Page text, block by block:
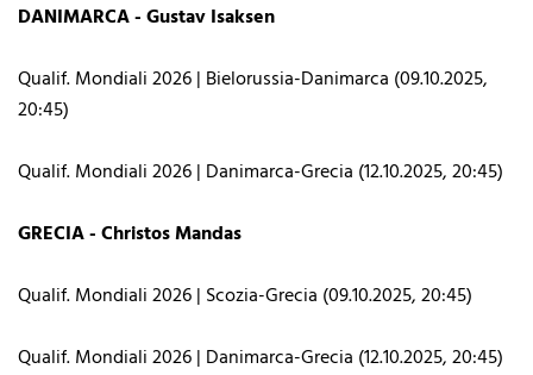
DANIMARCA - Gustav Isaksen
Qualif. Mondiali 2026 | Bielorussia-Danimarca (09.10.2025,
20:45)
Qualif. Mondiali 2026 | Danimarca-Grecia (12.10.2025, 20:45)
GRECIA - Christos Mandas
Qualif. Mondiali 2026 | Scozia-Grecia (09.10.2025, 20:45)
Qualif. Mondiali 2026 | Danimarca-Grecia (12.10.2025, 20:45)